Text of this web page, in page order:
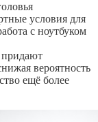
условия для
с ноутбуком
придают
вероятность
ещё более